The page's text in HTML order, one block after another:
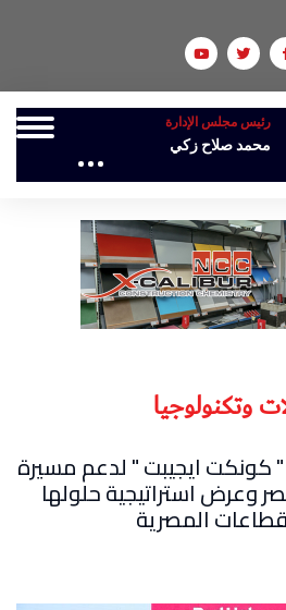
رئيس مجلس الإدارة
محمد صلاح زكي
وتكنولوجيا
كونكت ايجيبت " لدعم مسيرة
وعرض استراتيجية حلولها
المصرية